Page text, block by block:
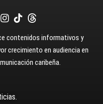
contenidos informativos y
crecimiento en audiencia en
caribeña.